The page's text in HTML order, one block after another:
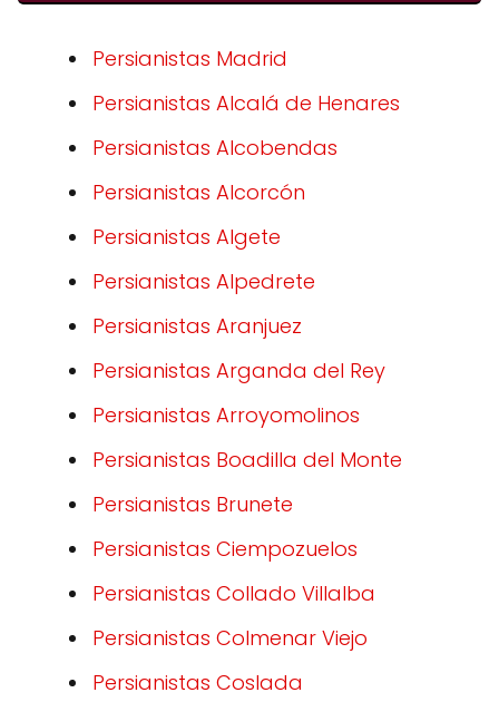
Persianistas Madrid
Persianistas Alcalá de Henares
Persianistas Alcobendas
Persianistas Alcorcón
Persianistas Algete
Persianistas Alpedrete
Persianistas Aranjuez
Persianistas Arganda del Rey
Persianistas Arroyomolinos
Persianistas Boadilla del Monte
Persianistas Brunete
Persianistas Ciempozuelos
Persianistas Collado Villalba
Persianistas Colmenar Viejo
Persianistas Coslada